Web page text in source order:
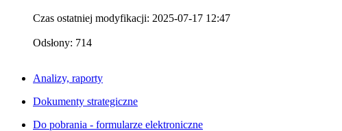
Czas ostatniej modyfikacji: 2025-07-17 12:47
Odsłony: 714
Analizy, raporty
Dokumenty strategiczne
Do pobrania - formularze elektroniczne